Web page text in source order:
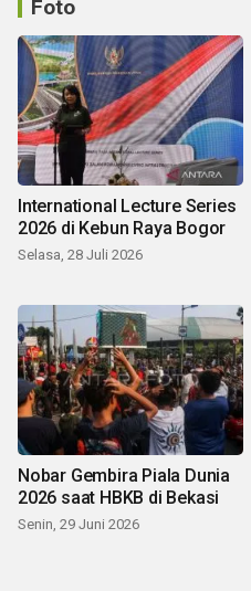
Foto
International Lecture Series
2026 di Kebun Raya Bogor
Selasa, 28 Juli 2026
Nobar Gembira Piala Dunia
2026 saat HBKB di Bekasi
Senin, 29 Juni 2026